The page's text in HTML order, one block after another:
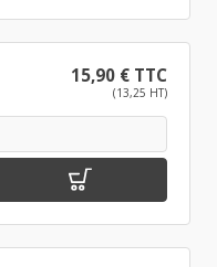
15,90 € TTC
(13,25 HT)